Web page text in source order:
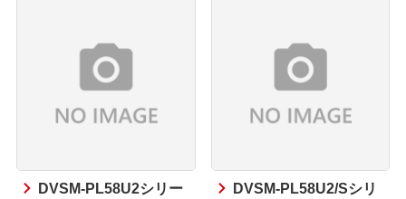
DVSM-PL58U2シリー
DVSM-PL58U2/Sシリ